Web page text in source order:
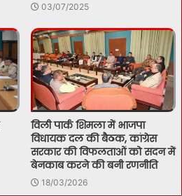
03/07/2025
विली पार्क शिमला में भाजपा
विधायक दल की बैठक, कांग्रेस
सरकार की विफलताओं को सदन में
बेनकाब करने की बनी रणनीति
18/03/2026